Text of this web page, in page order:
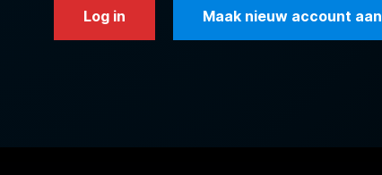
Log in Maak nieuw account aan